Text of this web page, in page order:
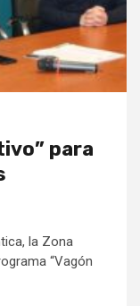
para
la Zona
“Vagón